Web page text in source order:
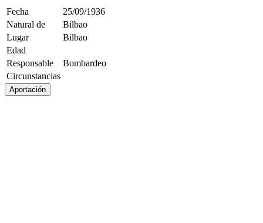
Fecha
25/09/1936
Natural de
Bilbao
Lugar
Bilbao
Edad
Responsable
Bombardeo
Circunstancias